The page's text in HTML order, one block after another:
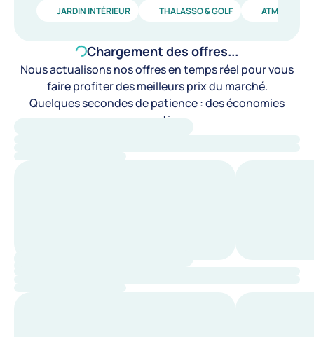
JARDIN INTÉRIEUR THALASSO & GOLF
Chargement des offres...
Nous actualisons nos offres en temps réel pour vous
faire profiter des meilleurs prix du marché.
Quelques secondes de patience : des économies
garanties